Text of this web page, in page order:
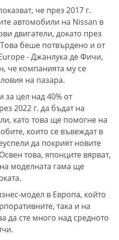
че през 2017 г.
автомобили на Nissan в
двигатели, докато през
Това беше потвърдено и от
- Джанлука де Фичи,
че компанията му се
на пазара.
за цел над 40% от
2022 г. да бъдат на
като това ще помогне на
които се въвеждат в
да покрият новите
това, японците вярват,
моделната гама ще
модел в Европа, който
така и на
да сте много над средното